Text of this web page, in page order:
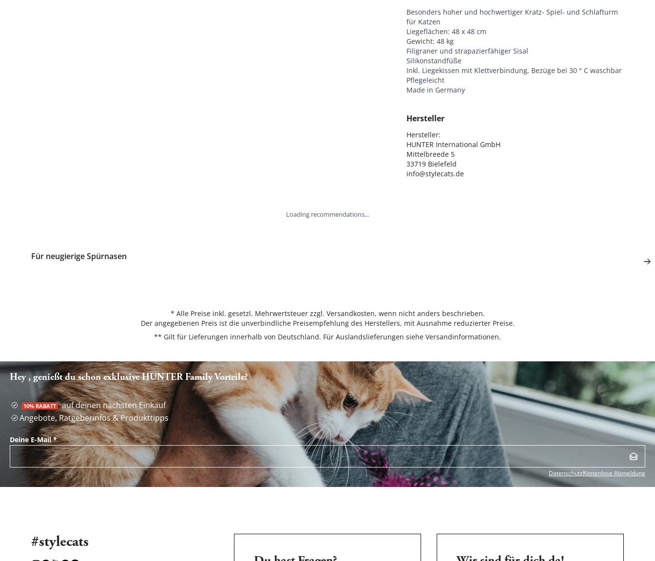
Besonders hoher und hochwertiger Kratz- Spiel- und Schlafturm
für Katzen
Liegeflächen: 48 x 48 cm
Gewicht: 48 kg
Filigraner und strapazierfähiger Sisal
Silikonstandfüße
Inkl. Liegekissen mit Klettverbindung, Bezüge bei 30 ° C waschbar
Pflegeleicht
Made in Germany
Hersteller
Hersteller:
HUNTER International GmbH
Mittelbreede 5
33719 Bielefeld
info@stylecats.de
Loading recommendations...
Für neugierige Spürnasen
* Alle Preise inkl. gesetzl. Mehrwertsteuer zzgl. Versandkosten, wenn nicht anders beschrieben.
Der angegebenen Preis ist die unverbindliche Preisempfehlung des Herstellers, mit Ausnahme reduzierter Preise.
** Gilt für Lieferungen innerhalb von Deutschland. Für Auslandslieferungen siehe Versandinformationen.
Hey , genießt du schon exklusive HUNTER Family Vorteile?
10% RABATT auf deinen nächsten Einkauf
Angebote, Ratgeberinfos & Produkttipps
Deine E-Mail*
DatenschutzKostenlose Abmeldung
#stylecats